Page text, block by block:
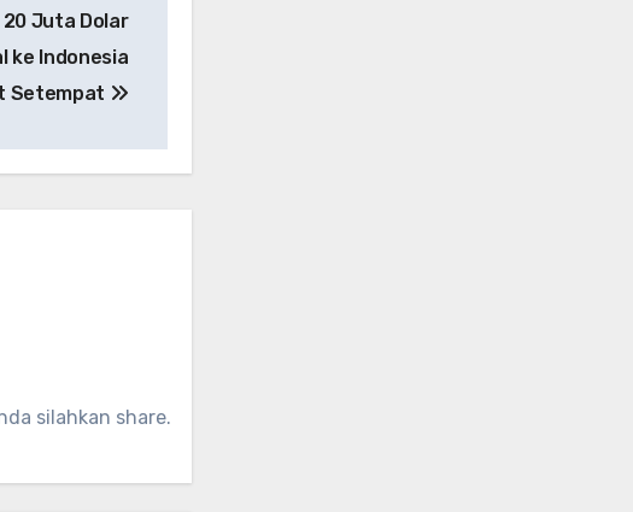
20 Juta Dolar
ke Indonesia
Setempat
silahkan share.